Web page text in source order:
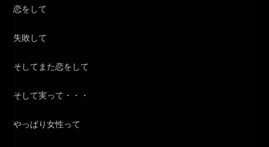
恋をして
失敗して
そしてまた恋をして
そして実って・・・
やっぱり女性って